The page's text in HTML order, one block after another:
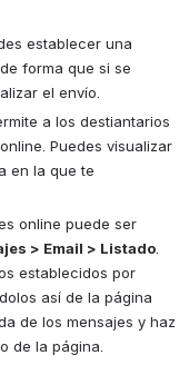
establecer una
forma que si se
el envío.
a los destiantarios
Puedes visualizar
en la que te
online puede ser
> Email > Listado
establecidos por
así de la página
de los mensajes y haz
de la página.